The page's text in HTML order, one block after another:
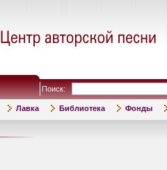
Поиск:
Лавка Библиотека Фонды